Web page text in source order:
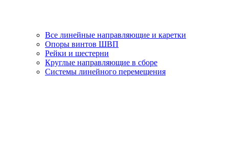
Все линейные направляющие и каретки
Опоры винтов ШВП
Рейки и шестерни
Круглые направляющие в сборе
Системы линейного перемещения